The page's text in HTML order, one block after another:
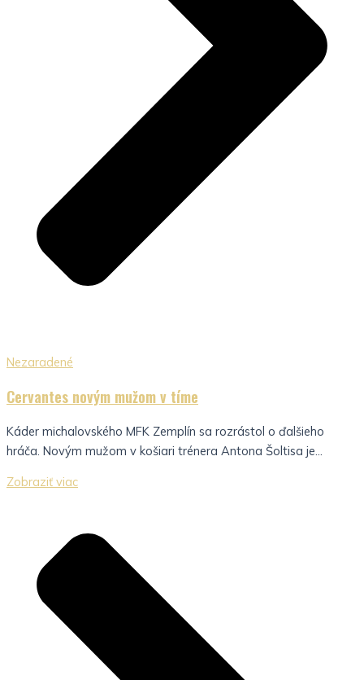
Nezaradené
Cervantes novým mužom v tíme
Káder michalovského MFK Zemplín sa rozrástol o ďalšieho
hráča. Novým mužom v košiari trénera Antona Šoltisa je...
Zobraziť viac